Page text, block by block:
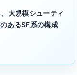
大規模シューティ
あるSF系の構成